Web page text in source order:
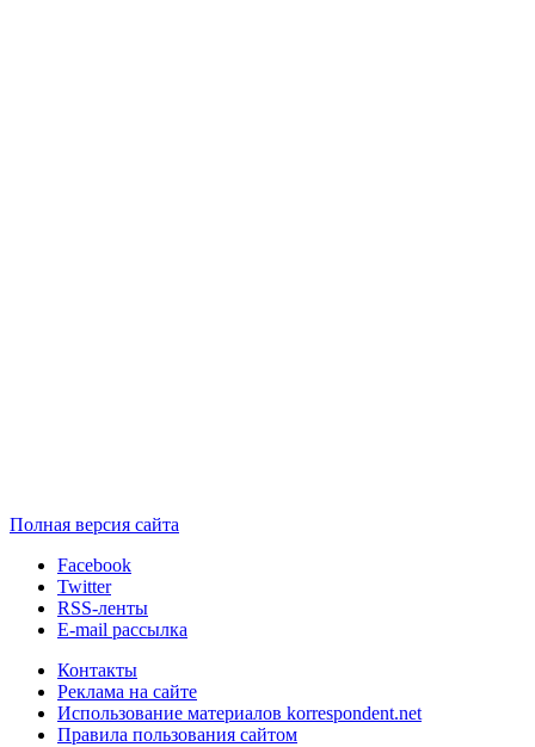
Полная версия сайта
Facebook
Twitter
RSS-ленты
E-mail рассылка
Контакты
Реклама на сайте
Использование материалов korrespondent.net
Правила пользования сайтом